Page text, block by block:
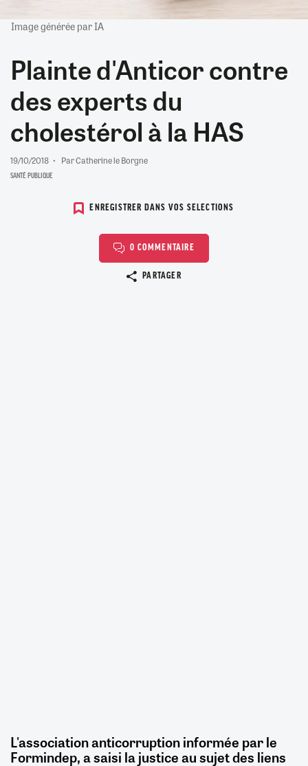
Image générée par IA
Plainte d'Anticor contre
des experts du
cholestérol à la HAS
19/10/2018 Par Catherine le Borgne
SANTÉ PUBLIQUE
ENREGISTRER DANS VOS SELECTIONS
0 COMMENTAIRE
PARTAGER
L'association anticorruption informée par le
Formindep, a saisi la justice au sujet des liens